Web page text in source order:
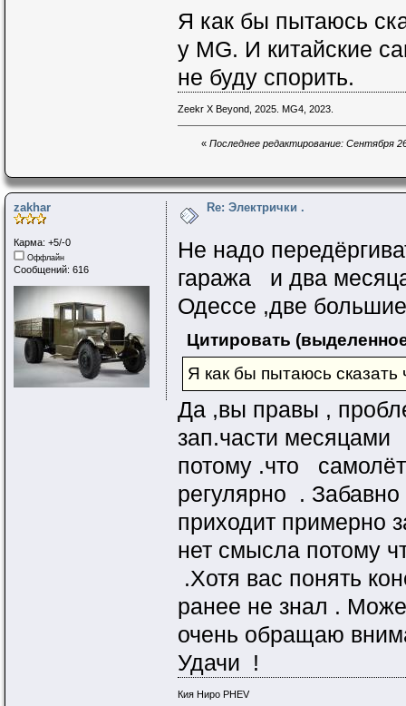
Я как бы пытаюсь
у MG. И китайские
не буду спорить.
Zeekr X Beyond, 2025. MG4, 2023.
« Последнее редактирование: Сентября
zakhar
Карма: +5/-0
Оффлайн
Сообщений: 616
Re: Электрички .
Не надо
гаража и два
Одессе ,две
Цитировать
Я как бы пытаюсь сказать
Да ,вы правы ,
зап.части месяцами
потому .что
регулярно .
приходит примерно
нет смысла потому
.Хотя вас понять
ранее не знал .
очень обращаю
Удачи !
Кия Ниро PHEV